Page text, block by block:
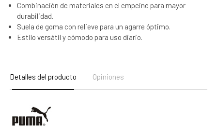
Combinación de materiales en el empeine para mayor
durabilidad.
Suela de goma con relieve para un agarre óptimo.
Estilo versátil y cómodo para uso diario.
Detalles del producto Opiniones